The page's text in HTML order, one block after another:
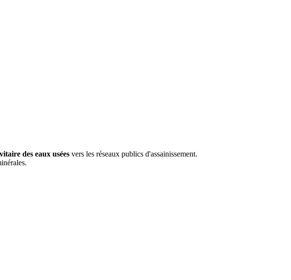
des eaux usées vers les réseaux publics d'assainissement.